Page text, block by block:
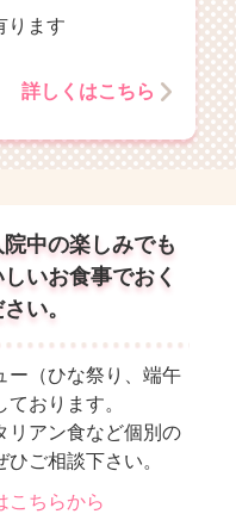
ります
詳しくはこちら
中の楽しみでも
いお食事でおく
い。
ー（ひな祭り、端午
おります。
リアン食など個別の
ご相談下さい。
こちらから